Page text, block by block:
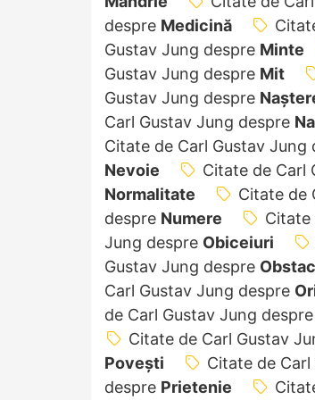
despre Medicină
Gustav Jung despre Minte
Gustav Jung despre Mit
Gustav Jung despre
Carl Gustav Jung despre
Citate de Carl Gustav Jung
Nevoie
Citate de Carl
Normalitate
Citate de
despre Numere Citate
Jung despre Obiceiuri
Gustav Jung despre
Carl Gustav Jung despre
de Carl Gustav Jung despre
Citate de Carl Gustav
Povești
Citate de
despre Prietenie